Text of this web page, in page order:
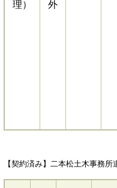
理） 外
【契約済み】二本松土木事務